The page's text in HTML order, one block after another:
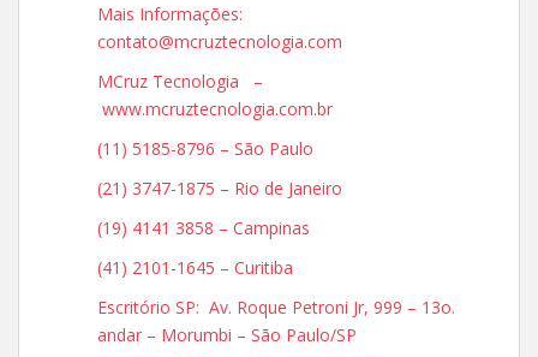
Mais Informações:
contato@mcruztecnologia.com
MCruz Tecnologia –
www.mcruztecnologia.com.br
(11) 5185-8796 – São Paulo
(21) 3747-1875 – Rio de Janeiro
(19) 4141 3858 – Campinas
(41) 2101-1645 – Curitiba
Escritório SP: Av. Roque Petroni Jr, 999 – 13o.
andar – Morumbi – São Paulo/SP